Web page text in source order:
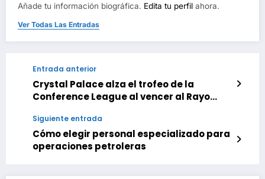
Añade tu información biográfica. Edita tu perfil ahora.
Ver Todas Las Entradas
Entrada anterior
Crystal Palace alza el trofeo de la
Conference League al vencer al Rayo
Siguiente entrada
Cómo elegir personal especializado para
operaciones petroleras